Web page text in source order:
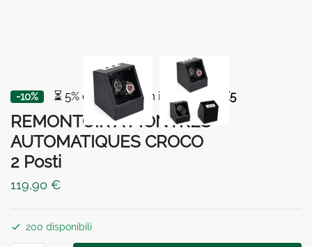
-10% ⏳ 5% di sconto con il codice BOX5
REMONTOIR À MONTRES
AUTOMATIQUES CROCO
2 Posti
119,90 €
200 disponibili